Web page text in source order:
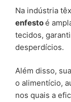
Na indústria
enfestoé
tecidos,
desperdícios.
Além disso,
o alimentício,
nos quais a